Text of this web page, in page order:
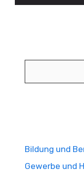
Bildung und
Gewerbe und